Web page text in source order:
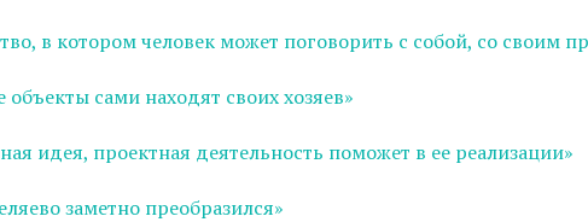
в котором человек может поговорить с собой, со своим
сами находят своих хозяев»
идея, проектная деятельность поможет в ее реализации»
заметно преобразился»